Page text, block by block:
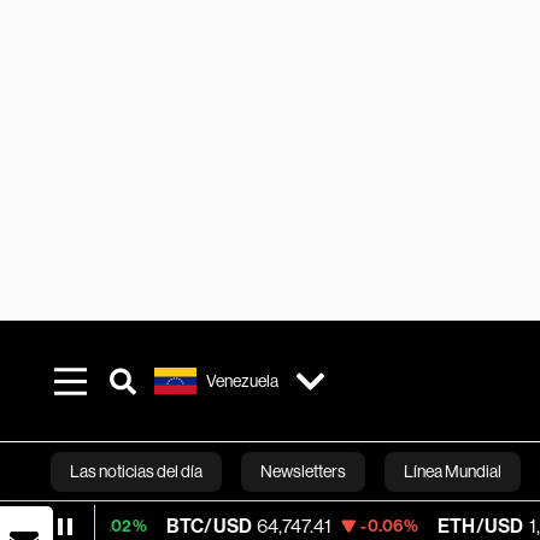
Venezuela
Las noticias del día Newsletters Línea Mundial
Bloomberg
BTC/USD 64,747.41 -0.06% ETH/USD 1,911.773 -